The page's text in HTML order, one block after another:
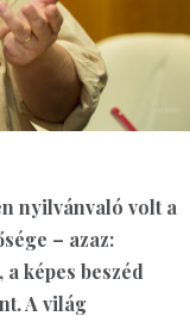
nyilvánvaló volt a
– azaz:
képes beszéd
A világ